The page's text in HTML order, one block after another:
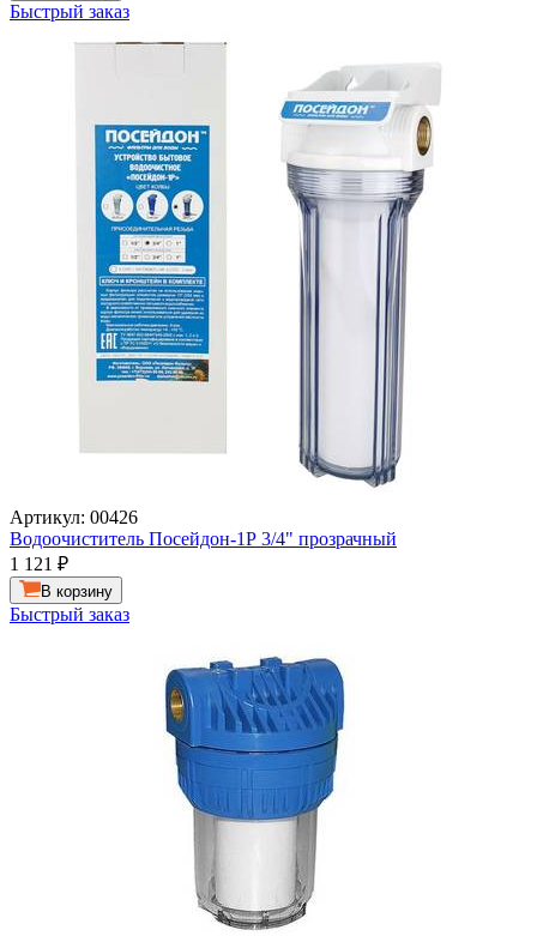
Быстрый заказ
Артикул: 00426
Водоочиститель Посейдон-1Р 3/4" прозрачный
1 121 ₽
В корзину
Быстрый заказ